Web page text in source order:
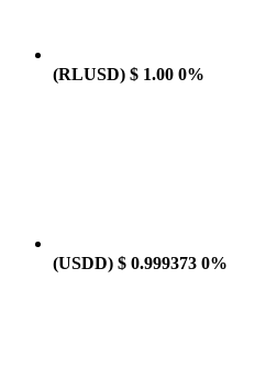
(RLUSD) $ 1.00 0%
(USDD) $ 0.999373 0%